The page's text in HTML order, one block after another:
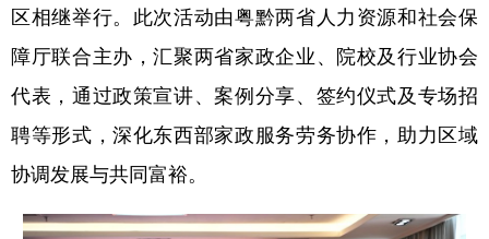
六盘水 毕节 铜仁 黔东南
黔南 黔西南
地方频道
北京 天津 河北 山西
区相继举行。此次活动由粤黔两省人力资源和社会保
障厅联合主办，汇聚两省家政企业、院校及行业协会
代表，通过政策宣讲、案例分享、签约仪式及专场招
聘等形式，深化东西部家政服务劳务协作，助力区域
协调发展与共同富裕。